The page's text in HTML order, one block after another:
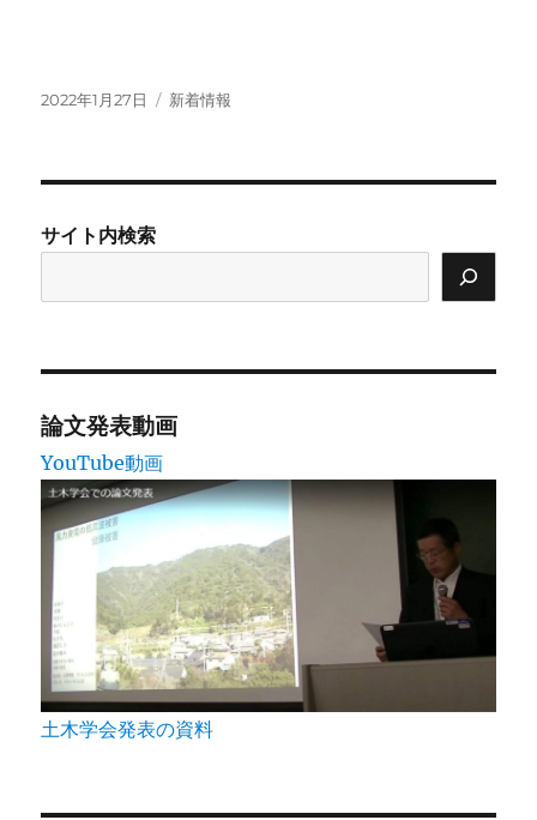
投
2022年1月27日
カ
新着情報
サイト内検索
論文発表動画
YouTube動画
土木学会発表の資料